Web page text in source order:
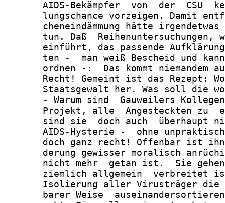
AIDS-Bekämpfer  von  der  CSU
lungschance vorzeigen. Damit
cheneindämmung hätte
tun. Daß  Reihenuntersuchungen,
einführt, das passende
ten -  man weiß Bescheid und
ordnen -:  Das kommt niemandem
Recht! Gemeint ist das Rezept:
Staatsgewalt her. Was soll die
- Warum sind  Gauweilers
Projekt, alle  Angesteckten zu
sind sie  doch auch  überhaupt
AIDS-Hysterie -  ohne
doch ganz recht! Offenbar ist
derung gewisser moralisch
nicht mehr  getan ist.  Sie
ziemlich allgemein  verbreitet
Isolierung aller Virusträger
barer Weise